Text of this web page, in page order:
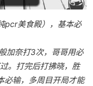
pcr美食殿），基本必
加奈打3次，哥哥用必
。打完后打拂晓，胜
必输，多周目开局才能